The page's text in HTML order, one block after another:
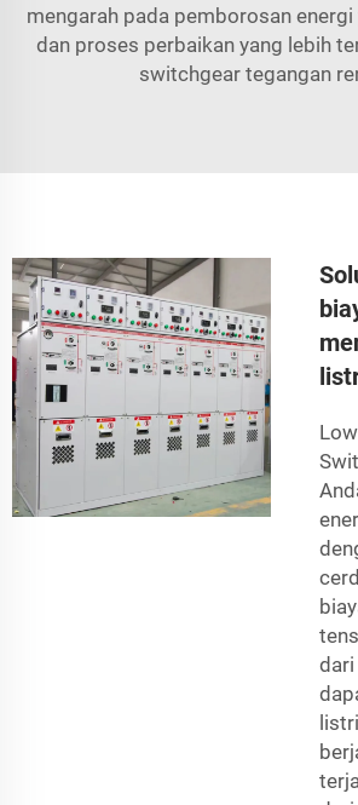
mengarah pada pemborosan
dan proses perbaikan yang lebih
switchgear tegangan
dari